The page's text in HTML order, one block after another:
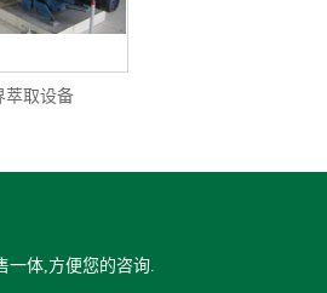
萃取设备
一体,方便您的咨询.